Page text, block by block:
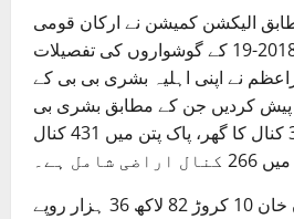
الیکشن کمیشن نے ارکان قومی
اسمبلی کے مالی سال 2018-19 کے گوشواروں کی تفصیلات
نے اپنی اہلیہ بشری بی بی کے
پیش کردیں جن کے مطابق بشری بی
بی کے نام بنی گالا میں 3 کنال کا گھر، پاک پتن میں 431 کنال
ہے۔
ادھر وزیراعظم عمران خان 10 کروڑ 82 لاکھ 36 ہزار روپے